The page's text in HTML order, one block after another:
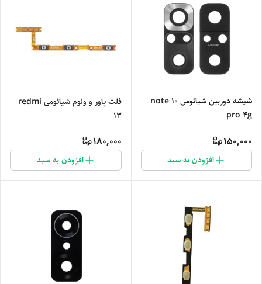
شیشه دوربین شیائومی note 10
pro 4g
150,000
افزودن به سبد
فلت پاور و ولوم شیائومی redmi
13
180,000
افزودن به سبد